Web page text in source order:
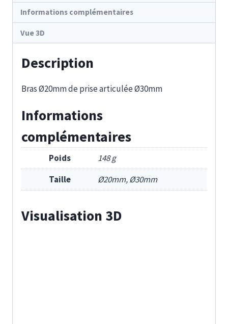
Informations complémentaires
Vue 3D
Description
Bras Ø20mm de prise articulée Ø30mm
Informations
complémentaires
Poids
148 g
Taille
Ø20mm, Ø30mm
Visualisation 3D